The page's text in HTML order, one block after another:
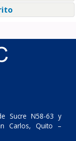
Sucre N58-63 y
Carlos, Quito –